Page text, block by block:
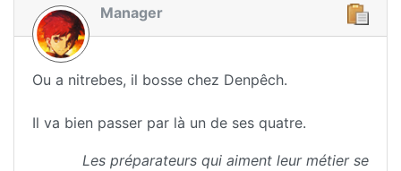
Manager
Ou a nitrebes, il bosse chez Denpêch.
Il va bien passer par là un de ses quatre.
Les préparateurs qui aiment leur métier se